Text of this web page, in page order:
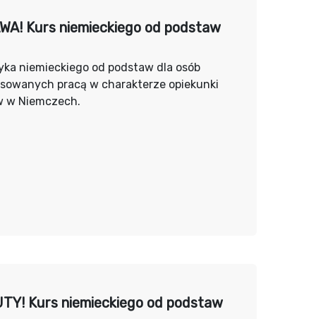
Kurs niemieckiego od podstaw
niemieckiego od podstaw dla osób
pracą w charakterze opiekunki
w Niemczech.
Kurs niemieckiego od podstaw